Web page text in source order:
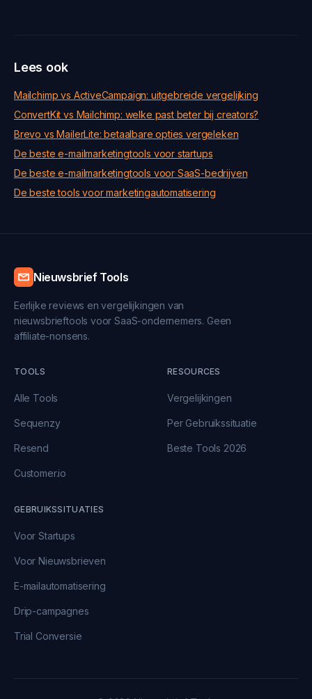
Lees ook
Mailchimp vs ActiveCampaign: uitgebreide vergelijking
ConvertKit vs Mailchimp: welke past beter bij creators?
Brevo vs MailerLite: betaalbare opties vergeleken
De beste e-mailmarketingtools voor startups
De beste e-mailmarketingtools voor SaaS-bedrijven
De beste tools voor marketingautomatisering
Nieuwsbrief Tools
Eerlijke reviews en vergelijkingen van
nieuwsbrieftools voor SaaS-ondernemers. Geen
affiliate-nonsens.
TOOLS
Alle Tools
Sequenzy
Resend
Customer.io
RESOURCES
Vergelijkingen
Per Gebruikssituatie
Beste Tools 2026
GEBRUIKSSITUATIES
Voor Startups
Voor Nieuwsbrieven
E-mailautomatisering
Drip-campagnes
Trial Conversie